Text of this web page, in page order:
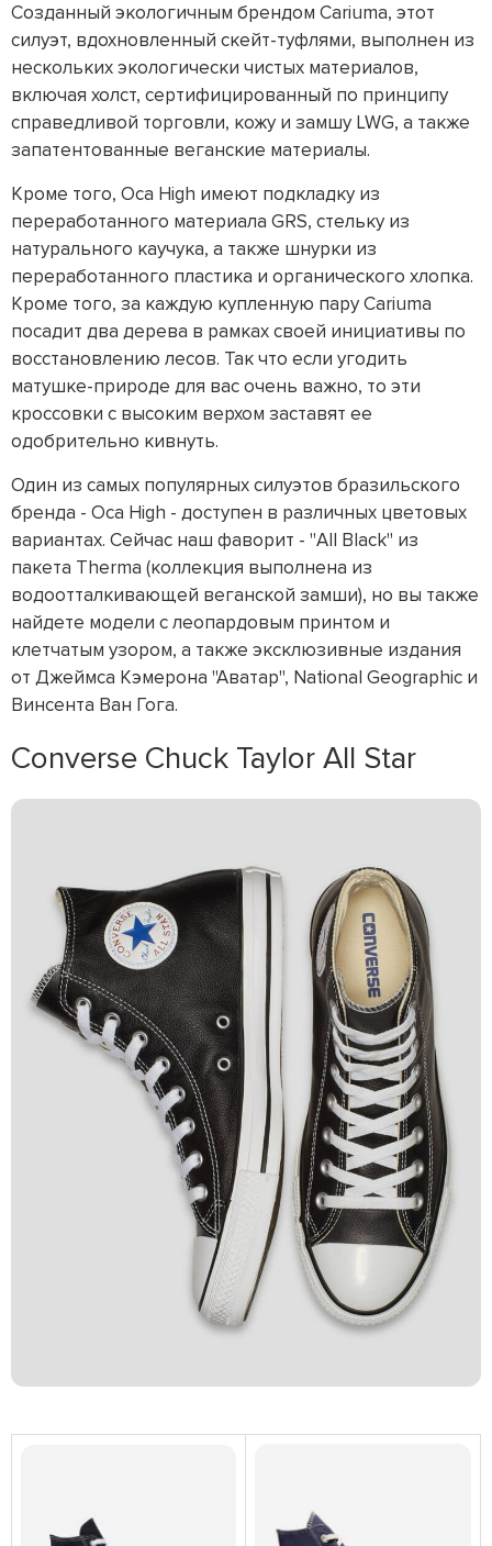
Созданный экологичным брендом Cariuma, этот
силуэт, вдохновленный скейт-туфлями, выполнен из
нескольких экологически чистых материалов,
включая холст, сертифицированный по принципу
справедливой торговли, кожу и замшу LWG, а также
запатентованные веганские материалы.
Кроме того, Oca High имеют подкладку из
переработанного материала GRS, стельку из
натурального каучука, а также шнурки из
переработанного пластика и органического хлопка.
Кроме того, за каждую купленную пару Cariuma
посадит два дерева в рамках своей инициативы по
восстановлению лесов. Так что если угодить
матушке-природе для вас очень важно, то эти
кроссовки с высоким верхом заставят ее
одобрительно кивнуть.
Один из самых популярных силуэтов бразильского
бренда - Oca High - доступен в различных цветовых
вариантах. Сейчас наш фаворит - "All Black" из
пакета Therma (коллекция выполнена из
водоотталкивающей веганской замши), но вы также
найдете модели с леопардовым принтом и
клетчатым узором, а также эксклюзивные издания
от Джеймса Кэмерона "Аватар", National Geographic и
Винсента Ван Гога.
Converse Chuck Taylor All Star